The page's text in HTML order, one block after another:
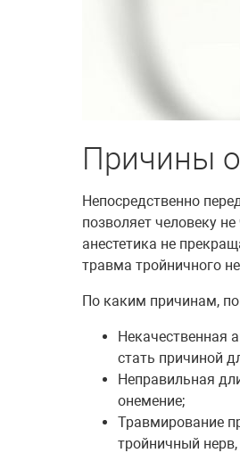
Причины
Непосредственно
позволяет человеку
анестетика не
травма тройничного
По каким причинам,
Некачественная
стать причиной
Неправильная
онемение;
Травмирование
тройничный